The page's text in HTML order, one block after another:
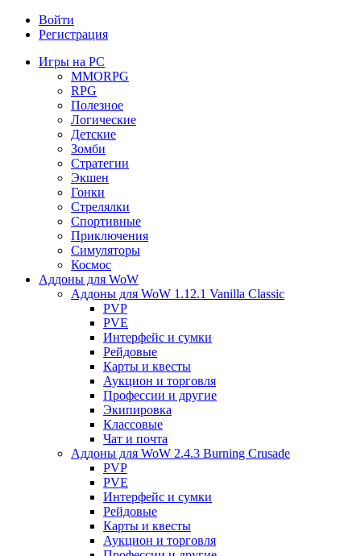
Войти
Регистрация
Игры на PC
MMORPG
RPG
Полезное
Логические
Детские
Зомби
Стратегии
Экшен
Гонки
Стрелялки
Спортивные
Приключения
Симуляторы
Космос
Аддоны для WoW
Аддоны для WoW 1.12.1 Vanilla Classic
PVP
PVE
Интерфейс и сумки
Рейдовые
Карты и квесты
Аукцион и торговля
Профессии и другие
Экипировка
Классовые
Чат и почта
Аддоны для WoW 2.4.3 Burning Crusade
PVP
PVE
Интерфейс и сумки
Рейдовые
Карты и квесты
Аукцион и торговля